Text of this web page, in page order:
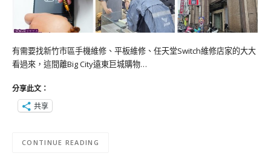
有需要找新竹市區手機維修、平板維修、任天堂Switch維修店家的大大
看過來，這間離Big City遠東巨城購物…
分享此文：
共享
CONTINUE READING